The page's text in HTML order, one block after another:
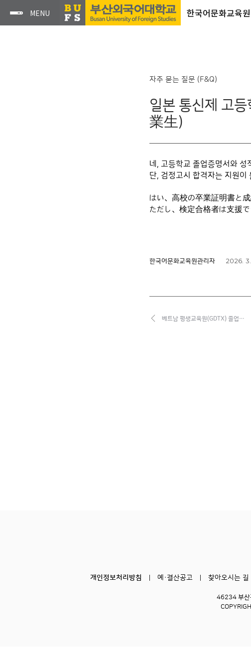
한국어문화교육원
자주 묻는 질문 (F&Q)
일본 통신제 고
業生)
네, 고등학교 졸업증명서와 성
단, 검정고시 합격자는 지원이
はい、高校の卒業証明書と
ただし、検定合格者は支援で
한국어문화교육원관리자 2026.
베트남 평생교육원(GDTX) 졸업…
개인정보처리방침 예·결산공고 찾아오시는 길
46234 부산